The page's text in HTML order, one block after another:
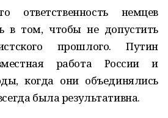
немцев
в том, чтобы не допустить
прошлого. Путин
работа России и
когда они объединялись
была результативна.